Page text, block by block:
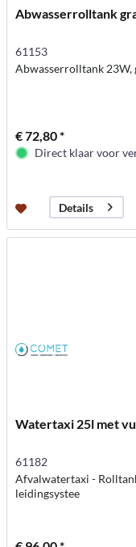
Abwasserrolltank
61153
Abwasserrolltank 23W,
€ 72,80 *
Direct klaar voor
Details
Watertaxi 25l met
61182
Afvalwatertaxi -
leidingsystee